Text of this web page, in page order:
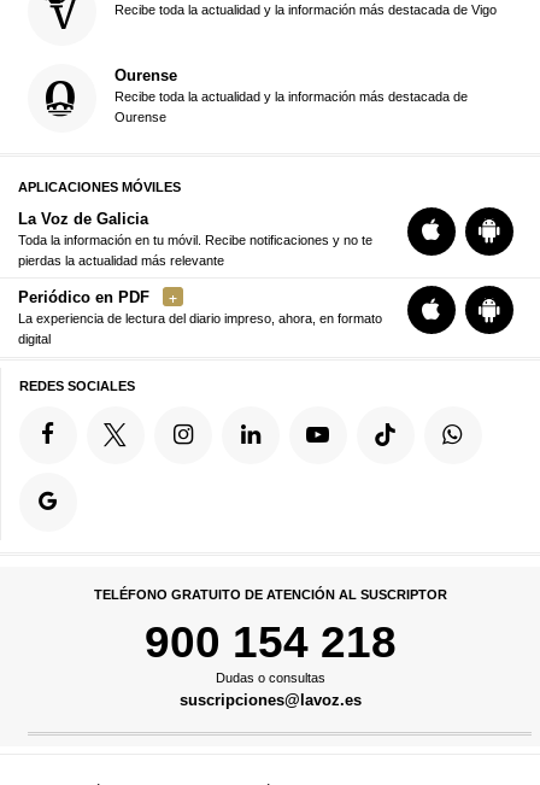
Recibe toda la actualidad y la información más destacada de Vigo
Ourense
Recibe toda la actualidad y la información más destacada de
Ourense
APLICACIONES MÓVILES
La Voz de Galicia
Toda la información en tu móvil. Recibe notificaciones y no te
pierdas la actualidad más relevante
Periódico en PDF
La experiencia de lectura del diario impreso, ahora, en formato
digital
REDES SOCIALES
TELÉFONO GRATUITO DE ATENCIÓN AL SUSCRIPTOR
900 154 218
Dudas o consultas
suscripciones@lavoz.es